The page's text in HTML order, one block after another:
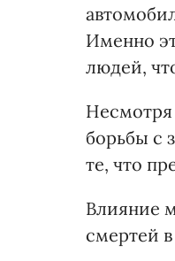
Именно
людей,
Несмотря
борьбы с
те, что
Влияние
смертей